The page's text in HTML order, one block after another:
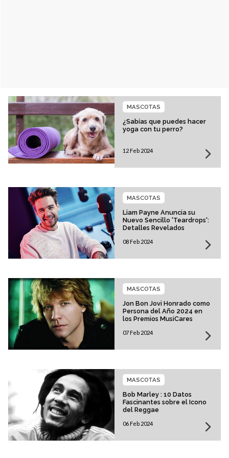
¿Sabías que puedes hacer
yoga con tu perro?
MASCOTAS
12 Feb 2024
Liam Payne Anuncia su
Nuevo Sencillo 'Teardrops':
Detalles Revelados
MASCOTAS
08 Feb 2024
Jon Bon Jovi Honrado como
Persona del Año 2024 en
los Premios MusiCares
MASCOTAS
07 Feb 2024
Bob Marley : 10 Datos
Fascinantes sobre el Icono
del Reggae
MASCOTAS
06 Feb 2024